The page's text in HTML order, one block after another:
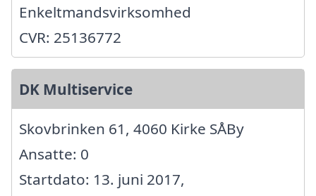
Enkeltmandsvirksomhed
CVR: 25136772
DK Multiservice
Skovbrinken 61, 4060 Kirke SÅBy
Ansatte: 0
Startdato: 13. juni 2017,